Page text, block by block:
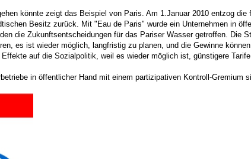
könnte zeigt das Beispiel von Paris. Am 1.Januar 2010 entzog
Besitz zurück. Mit "Eau de Paris" wurde ein Unternehmen in
die Zukunftsentscheidungen für das Pariser Wasser getroffen.
es ist wieder möglich, langfristig zu planen, und die Gewinne
auf die Sozialpolitik, weil es wieder möglich ist, günstigere
in öffentlicher Hand mit einem partizipativen Kontroll-Gremium